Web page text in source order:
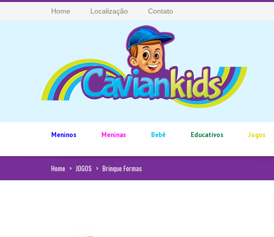
Home Localização Contato
Meninos Meninas Bebê Educativos Jogos
Home > JOGOS > Brinque Formas